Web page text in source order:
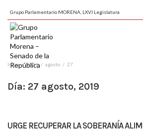
Grupo Parlamentario MORENA, LXVI Legislatura
Inicio 2019 agosto 27
Día: 27 agosto, 2019
URGE RECUPERAR LA SOBERANÍA